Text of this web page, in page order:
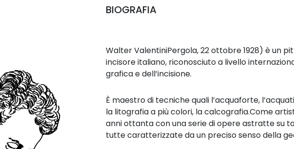
BIOGRAFIA
Walter ValentiniPergola, 22 ottobre 1928) è un
incisore italiano, riconosciuto a livello
grafica e dell’incisione.
È maestro di tecniche quali l’acquaforte,
la litografia a più colori, la calcografia.Come
anni ottanta con una serie di opere astratte su
tutte caratterizzate da un preciso senso della